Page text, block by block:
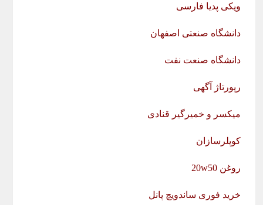
ویکی پدیا فارسی
دانشگاه صنعتی اصفهان
دانشگاه صنعت نفت
رپورتاژ آگهی
میکسر و خمیرگیر قنادی
کوپلرسازان
روغن 20w50
خرید فوری ساندویچ پانل